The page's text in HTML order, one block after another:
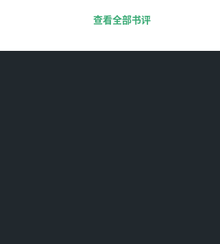
查看全部书评